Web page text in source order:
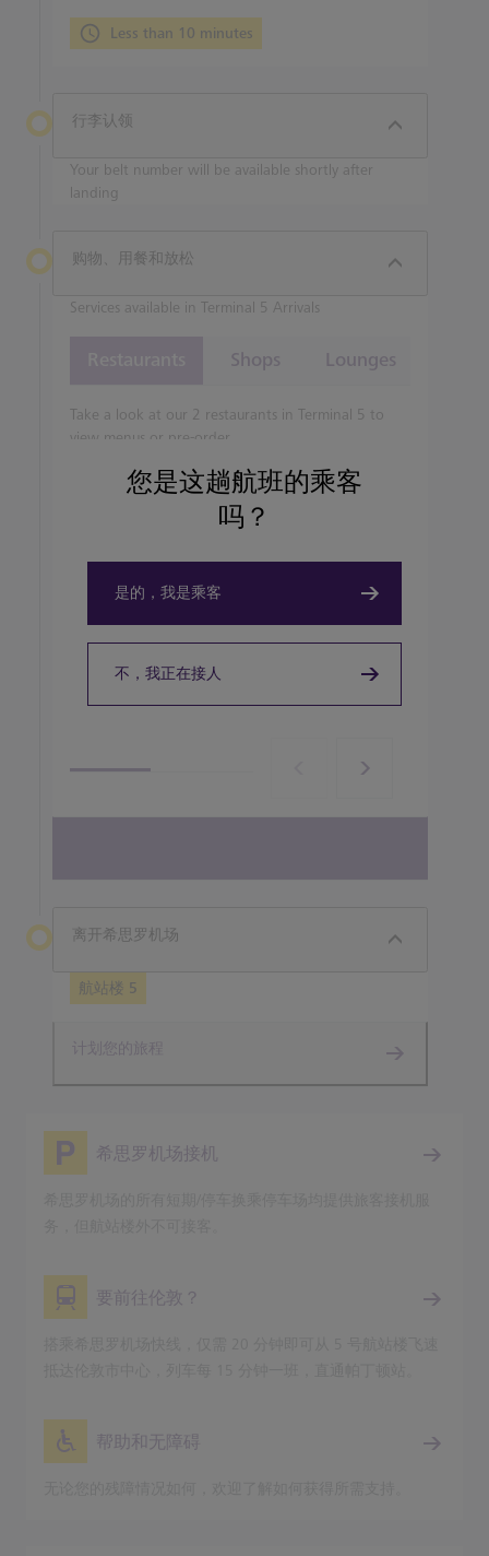
Less than 10 minutes
行李认领
Your belt number will be available shortly after
landing
购物、用餐和放松
Services available in Terminal 5 Arrivals
Shops Lounges
Take a look at our 2 restaurants in Terminal 5 to
view menus or pre-order.
View details View details
离开希思罗机场
航站楼 5
计划您的旅程
希思罗机场接机
要前往伦敦？
帮助和无障碍
您是这趟航班的乘客
吗？
是的，我是乘客
不，我正在接人